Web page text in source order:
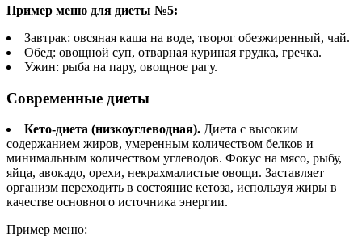
Пример меню для диеты №5:
Завтрак: овсяная каша на воде, творог обезжиренный, чай.
Обед: овощной суп, отварная куриная грудка, гречка.
Ужин: рыба на пару, овощное рагу.
Современные диеты
Кето-диета (низкоуглеводная). Диета с высоким
содержанием жиров, умеренным количеством белков и
минимальным количеством углеводов. Фокус на мясо, рыбу,
яйца, авокадо, орехи, некрахмалистые овощи. Заставляет
организм переходить в состояние кетоза, используя жиры в
качестве основного источника энергии.
Пример меню: